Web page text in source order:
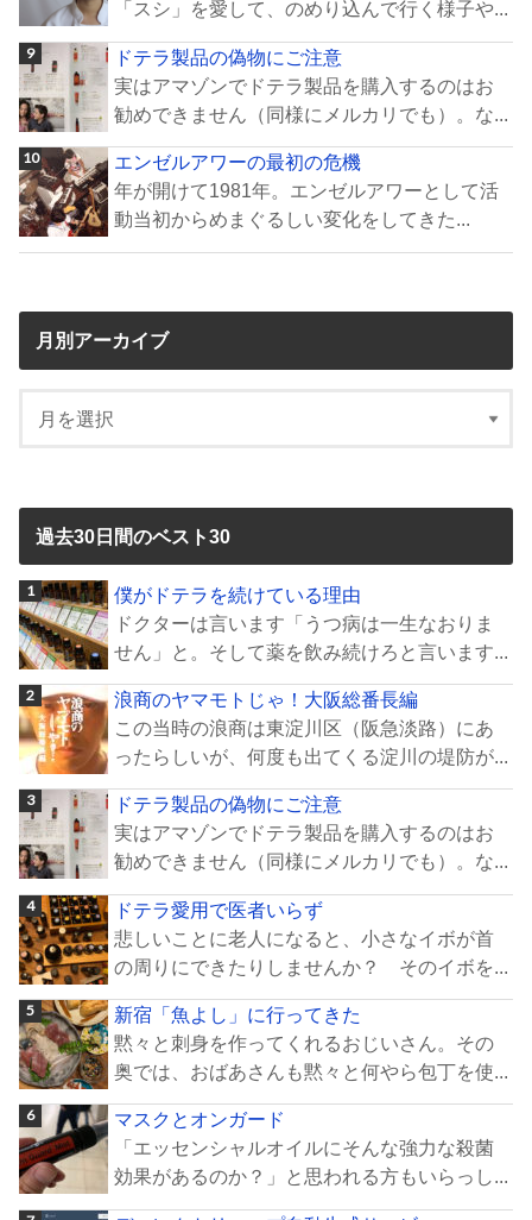
「スシ」を愛して、のめり込んで行く様子や...
ドテラ製品の偽物にご注意
実はアマゾンでドテラ製品を購入するのはお
勧めできません（同様にメルカリでも）。な...
エンゼルアワーの最初の危機
年が開けて1981年。エンゼルアワーとして活
動当初からめまぐるしい変化をしてきた...
月別アーカイブ
過去30日間のベスト30
僕がドテラを続けている理由
ドクターは言います「うつ病は一生なおりま
せん」と。そして薬を飲み続けろと言います...
浪商のヤマモトじゃ！大阪総番長編
この当時の浪商は東淀川区（阪急淡路）にあ
ったらしいが、何度も出てくる淀川の堤防が...
ドテラ製品の偽物にご注意
実はアマゾンでドテラ製品を購入するのはお
勧めできません（同様にメルカリでも）。な...
ドテラ愛用で医者いらず
悲しいことに老人になると、小さなイボが首
の周りにできたりしませんか？ そのイボを...
新宿「魚よし」に行ってきた
黙々と刺身を作ってくれるおじいさん。その
奥では、おばあさんも黙々と何やら包丁を使...
マスクとオンガード
「エッセンシャルオイルにそんな強力な殺菌
効果があるのか？」と思われる方もいらっし...